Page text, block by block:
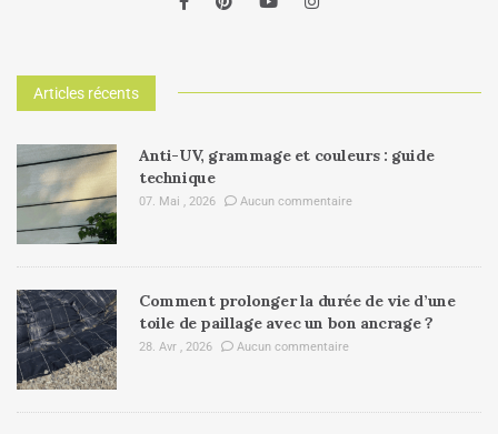
Articles récents
Anti-UV, grammage et couleurs : guide
technique
07. Mai , 2026 Aucun commentaire
Comment prolonger la durée de vie d’une
toile de paillage avec un bon ancrage ?
28. Avr , 2026 Aucun commentaire